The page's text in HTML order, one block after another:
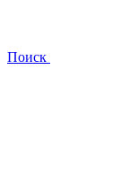
Поиск